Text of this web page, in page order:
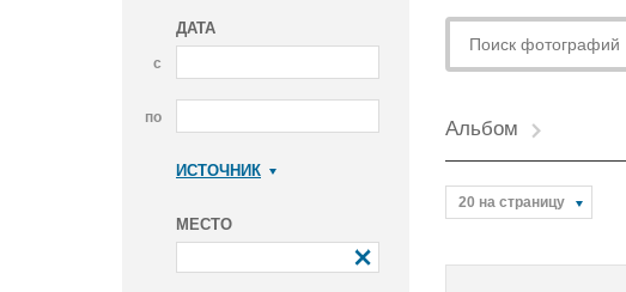
ДАТА
с
по
ИСТОЧНИК
МЕСТО
Альбом
20 на страницу